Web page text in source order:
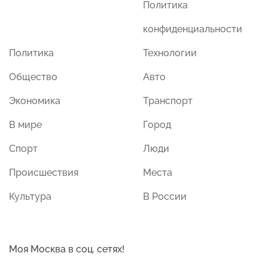
Политика
конфиденциальности
Политика
Общество
Экономика
В мире
Спорт
Происшествия
Культура
Технологии
Авто
Транспорт
Город
Люди
Места
В России
Моя Москва в соц. сетях!